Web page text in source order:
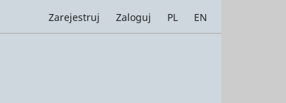
Zarejestruj Zaloguj PL EN